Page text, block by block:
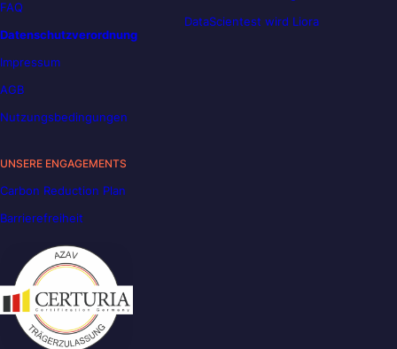
FAQ
Datenschutzverordnung
Impressum
AGB
Nutzungsbedingungen
DataScientest wird Liora
UNSERE ENGAGEMENTS
Carbon Reduction Plan
Barrierefreiheit